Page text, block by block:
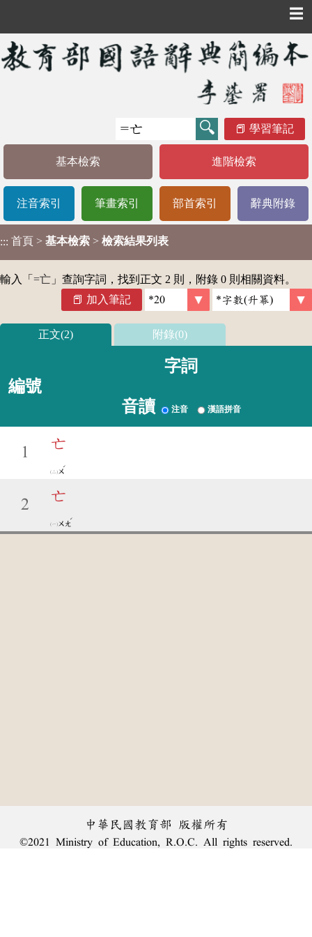
☰
學習筆記
基本檢索 進階檢索
注音索引 筆畫索引 部首索引 辭典附錄
::: 首頁 > 基本檢索 > 檢索結果列表
輸入「 =亡 」查詢字詞，找到正文 2 則，附錄 0 則相關資料。
加入筆記
正文(2) 附錄(0)
編號
字詞
音讀 注音 漢語拼音
1
亡
ㄨ
ˊ
2
亡
ㄨㄤ
ˊ
中華民國教育部 版權所有
©2021 Ministry of Education, R.O.C. All rights reserved.